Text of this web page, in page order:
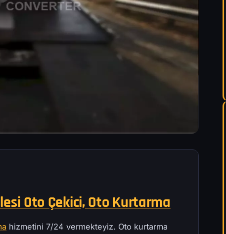
Oto Çekici, Oto Kurtarma
hizmetini 7/24 vermekteyiz. Oto kurtarma